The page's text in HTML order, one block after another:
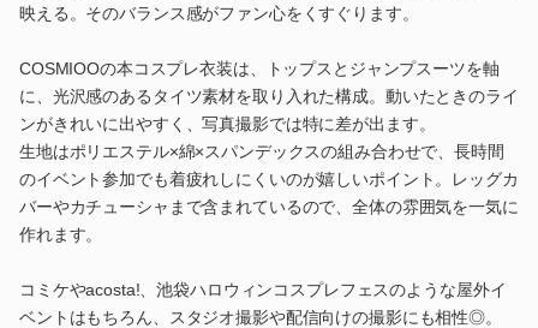
映える。そのバランス感がファン心をくすぐります。
COSMIOOの本コスプレ衣装は、トップスとジャンプスーツを軸
に、光沢感のあるタイツ素材を取り入れた構成。動いたときのライ
ンがきれいに出やすく、写真撮影では特に差が出ます。
生地はポリエステル×綿×スパンデックスの組み合わせで、長時間
のイベント参加でも着疲れしにくいのが嬉しいポイント。レッグカ
バーやカチューシャまで含まれているので、全体の雰囲気を一気に
作れます。
コミケやacosta!、池袋ハロウィンコスプレフェスのような屋外イ
ベントはもちろん、スタジオ撮影や配信向けの撮影にも相性◎。